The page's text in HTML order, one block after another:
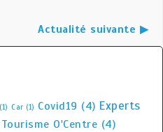
Actualité suivante ▶
(1) Car (1) Covid19 (4) Experts
O'Centre (4)